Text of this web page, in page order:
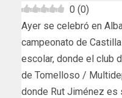
0 (0)
Ayer se celebró en
campeonato de
escolar, donde el club
de Tomelloso /
donde Rut Jiménez es